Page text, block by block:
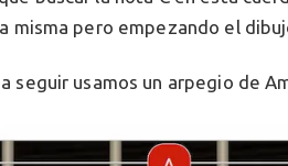
misma pero empezando el
seguir usamos un arpegio de